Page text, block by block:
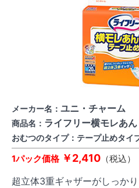
メーカー名： ユニ・チャーム
商品名： ライフリー横モレあ
おむつのタイプ：テープ止めタイ
1パック価格￥2,410 （税込）
超立体3重ギャザーがしっか